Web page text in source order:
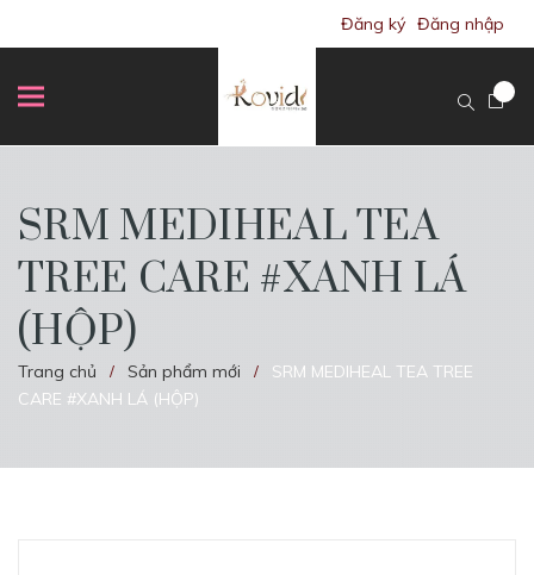
Đăng ký Đăng nhập
SRM MEDIHEAL TEA
TREE CARE #XANH LÁ
(HỘP)
Trang chủ / Sản phẩm mới /
SRM MEDIHEAL TEA TREE
CARE #XANH LÁ (HỘP)